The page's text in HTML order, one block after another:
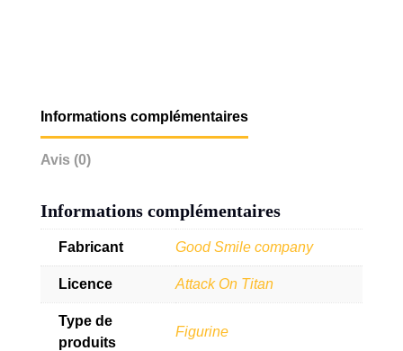
Informations complémentaires
Avis (0)
Informations complémentaires
Fabricant Good Smile company
Licence Attack On Titan
Type de
produits
Figurine